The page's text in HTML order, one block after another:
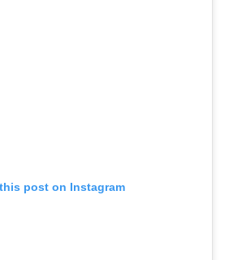
post on Instagram